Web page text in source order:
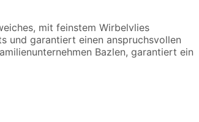
mit feinstem Wirbelvlies
und garantiert einen anspruchsvollen
Bazlen, garantiert ein